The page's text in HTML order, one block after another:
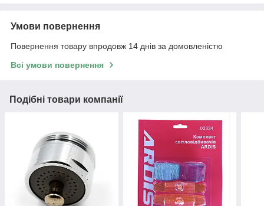
Умови повернення
Повернення товару впродовж 14 днів за домовленістю
Всі умови повернення
Подібні товари компанії